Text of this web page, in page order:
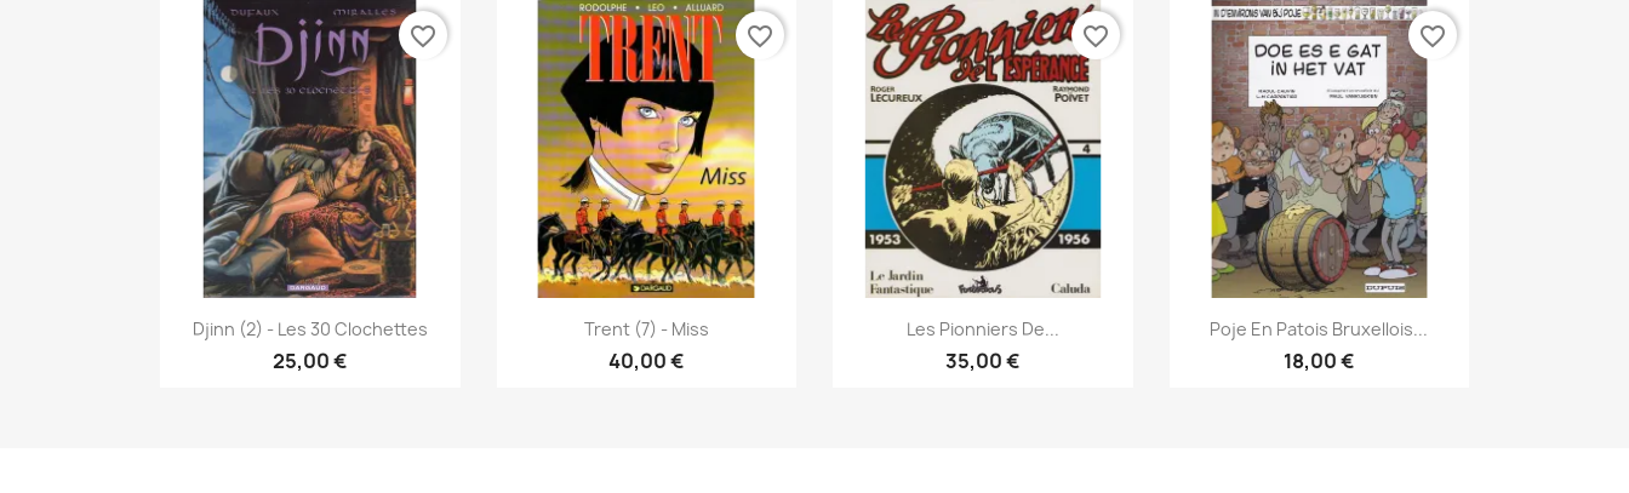
Γρήγορη προβολή
Djinn (2) - Les 30 Clochettes
25,00 €
favorite_border
Γρήγορη προβολή
Trent (7) - Miss
40,00 €
favorite_border
Γρήγορη προβολή
Les Pionniers De...
35,00 €
favorite_border
Γρήγορη προβολή
Poje En Patois Bruxellois...
18,00 €
favorite_border